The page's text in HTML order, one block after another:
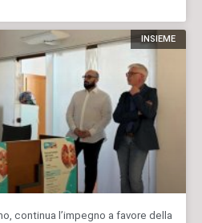
INSIEME
continua l’impegno a favore della